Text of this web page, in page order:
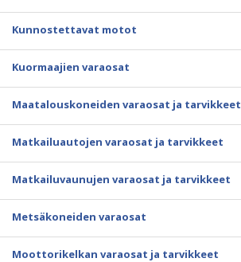
Kunnostettavat motot
Kuormaajien varaosat
Maatalouskoneiden varaosat ja tarvikkeet
Matkailuautojen varaosat ja tarvikkeet
Matkailuvaunujen varaosat ja tarvikkeet
Metsäkoneiden varaosat
Moottorikelkan varaosat ja tarvikkeet